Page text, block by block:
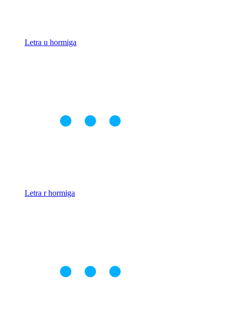
Letra u hormiga
Letra r hormiga